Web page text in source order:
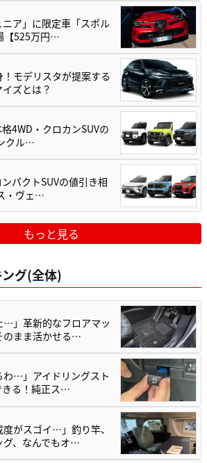
ア」に限定車「スポル
【525万円…
モデリスタが提案する
ズとは？
4WD・クロカンSUVの
クル…
パクトSUVの値引き相
・ヴェ…
もっと見る
グ(全体)
…」革新的なフロアマッ
のまま活かせる…
わ…」アイドリングスト
きる！純正ス…
がスゴイ…」釣り竿、
グ、なんでもオ…